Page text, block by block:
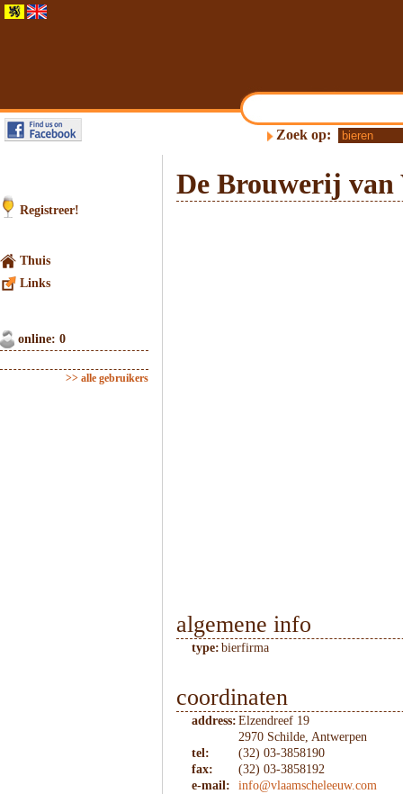
Zoek op:
Registreer!
Thuis
Links
online: 0
>> alle gebruikers
De Brouwerij
algemene info
type: bierfirma
coordinaten
address: Elzendreef 19
2970 Schilde, Antwerpen
tel:
(32) 03-3858190
fax:
(32) 03-3858192
e-mail:
info@vlaamscheleeuw.com